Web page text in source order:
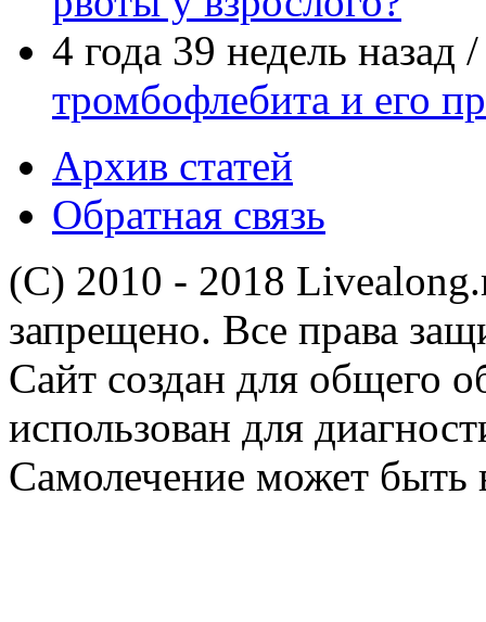
4 года 39 недель назад
тромбофлебита и его
Архив статей
Обратная связь
(C) 2010 - 2018
запрещено. Все права
Сайт создан для общего
использован для
Самолечение может быть